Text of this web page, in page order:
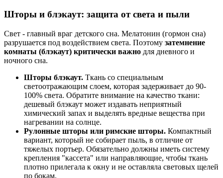
Шторы и блэкаут: защита от света и пыли
Свет - главный враг детского сна. Мелатонин (гормон сна)
разрушается под воздействием света. Поэтому затемнение
комнаты (блэкаут) критически важно для дневного и
ночного сна.
Шторы блэкаут. Ткань со специальным
светоотражающим слоем, которая задерживает до 90-
100% света. Обратите внимание на качество ткани:
дешевый блэкаут может издавать неприятный
химический запах и выделять вредные вещества при
нагревании на солнце.
Рулонные шторы или римские шторы. Компактный
вариант, который не собирает пыль, в отличие от
тяжелых портьер. Обязательно должны иметь систему
крепления "кассета" или направляющие, чтобы ткань
плотно прилегала к окну и не оставляла световых щелей
по бокам.